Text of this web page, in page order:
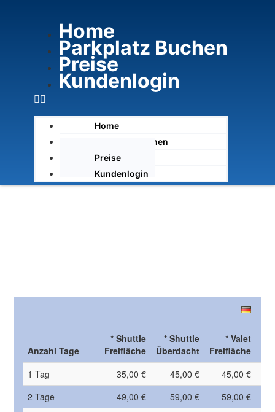
Home
Parkplatz Buchen
Preise
Kundenlogin
Home
Parkplatz Buchen
Preise
Kundenlogin